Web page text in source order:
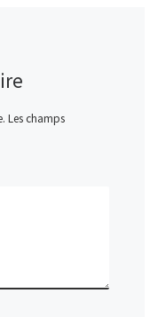
Les champs